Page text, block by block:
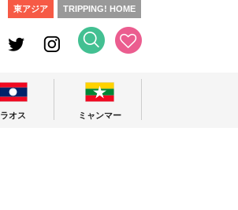
東アジア TRIPPING! HOME
ラオス ミャンマー